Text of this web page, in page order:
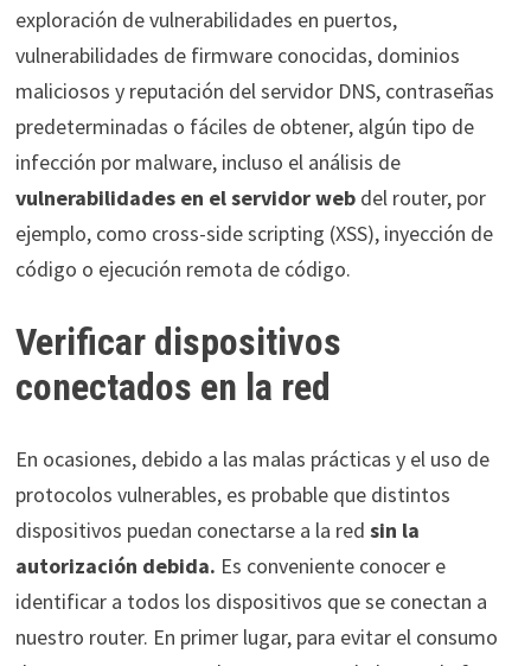
exploración de vulnerabilidades en puertos,
vulnerabilidades de firmware conocidas, dominios
maliciosos y reputación del servidor DNS, contraseñas
predeterminadas o fáciles de obtener, algún tipo de
infección por malware, incluso el análisis de
vulnerabilidades en el servidor webdel router, por
ejemplo, como cross-side scripting (XSS), inyección de
código o ejecución remota de código.
Verificar dispositivos
conectados en la red
En ocasiones, debido a las malas prácticas y el uso de
protocolos vulnerables, es probable que distintos
dispositivos puedan conectarse a la red sin la
autorización debida. Es conveniente conocer e
identificar a todos los dispositivos que se conectan a
nuestro router. En primer lugar, para evitar el consumo